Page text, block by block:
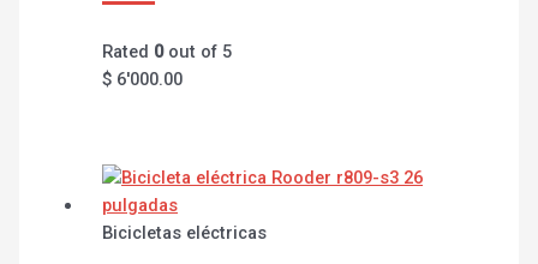
Rated 0out of 5
$ 6'000.00
Bicicletas eléctricas